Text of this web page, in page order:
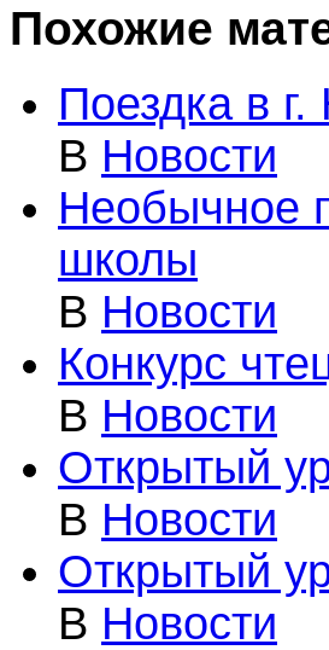
Похожие
Поездка в
В Новости
Необычное
школы
В Новости
Конкурс
В Новости
Открытый
В Новости
Открытый
В Новости